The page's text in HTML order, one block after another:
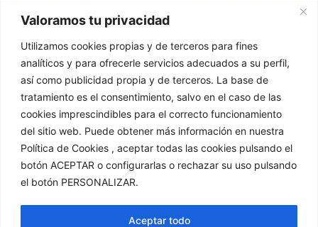
Valoramos tu privacidad
Utilizamos cookies propias y de terceros para fines
analíticos y para ofrecerle servicios adecuados a su perfil,
así como publicidad propia y de terceros. La base de
tratamiento es el consentimiento, salvo en el caso de las
cookies imprescindibles para el correcto funcionamiento
del sitio web. Puede obtener más información en nuestra
Política de Cookies , aceptar todas las cookies pulsando el
botón ACEPTAR o configurarlas o rechazar su uso pulsando
el botón PERSONALIZAR.
Aceptar todo